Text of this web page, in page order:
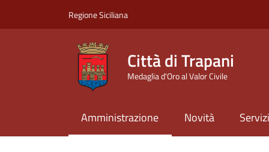
Regione Siciliana
Città di Trapani
Medaglia d'Oro al Valor Civile
Amministrazione Novità Servizi